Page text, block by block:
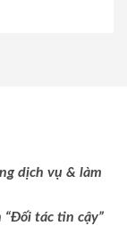
dịch vụ & làm
“Đối tác tin cậy”